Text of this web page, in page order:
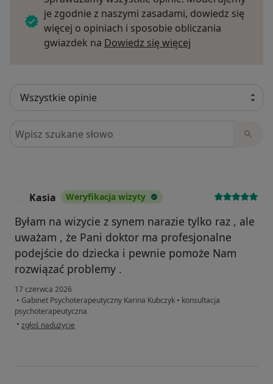
je zgodnie z naszymi zasadami, dowiedz się
więcej o opiniach i sposobie obliczania
gwiazdek na Dowiedz się więcej
Szukaj w opiniach
Kasia Weryfikacja wizyty
Byłam na wizycie z synem narazie tylko raz , ale
uważam , że Pani doktor ma profesjonalne
podejście do dziecka i pewnie pomoże Nam
rozwiązać problemy .
17 czerwca 2026
• Gabinet Psychoterapeutyczny Karina Kubczyk • konsultacja
psychoterapeutyczna
• w opinii użytkownika Kasia
zgłoś nadużycie